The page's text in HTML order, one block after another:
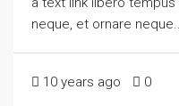
neque, et ornare
10 years ago 0